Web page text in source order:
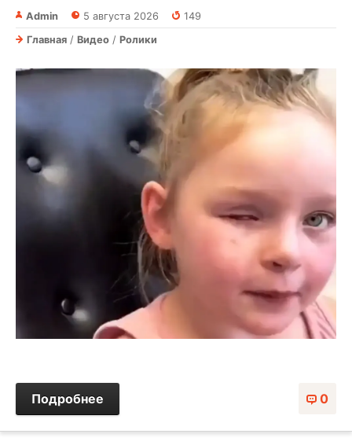
Admin 5 августа 2026
149
Главная / Видео / Ролики
0
Подробнее